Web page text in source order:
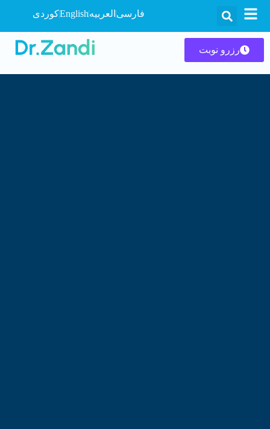
فارسی العربیهEnglishکوردی
رزرو نوبت